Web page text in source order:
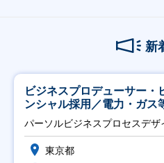
新
ビジネスプロデューサー・
ンシャル採用／電力・ガス
ト推進】
パーソルビジネスプロセスデザ
東京都